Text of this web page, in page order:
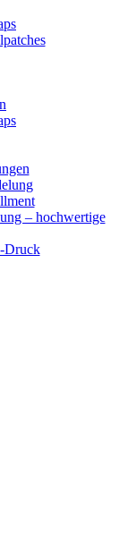
– hochwertige
Druck